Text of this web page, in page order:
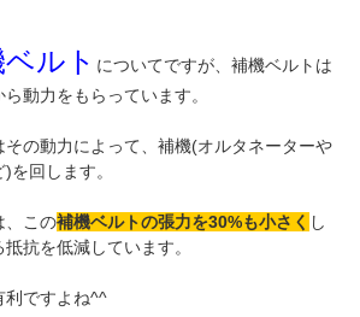
ルト についてですが、補機ベルトは
動力をもらっています。
その動力によって、補機(オルタネーターや
を回します。
、この補機ベルトの張力を30%も小さく し
抗を低減しています。
利ですよね^^